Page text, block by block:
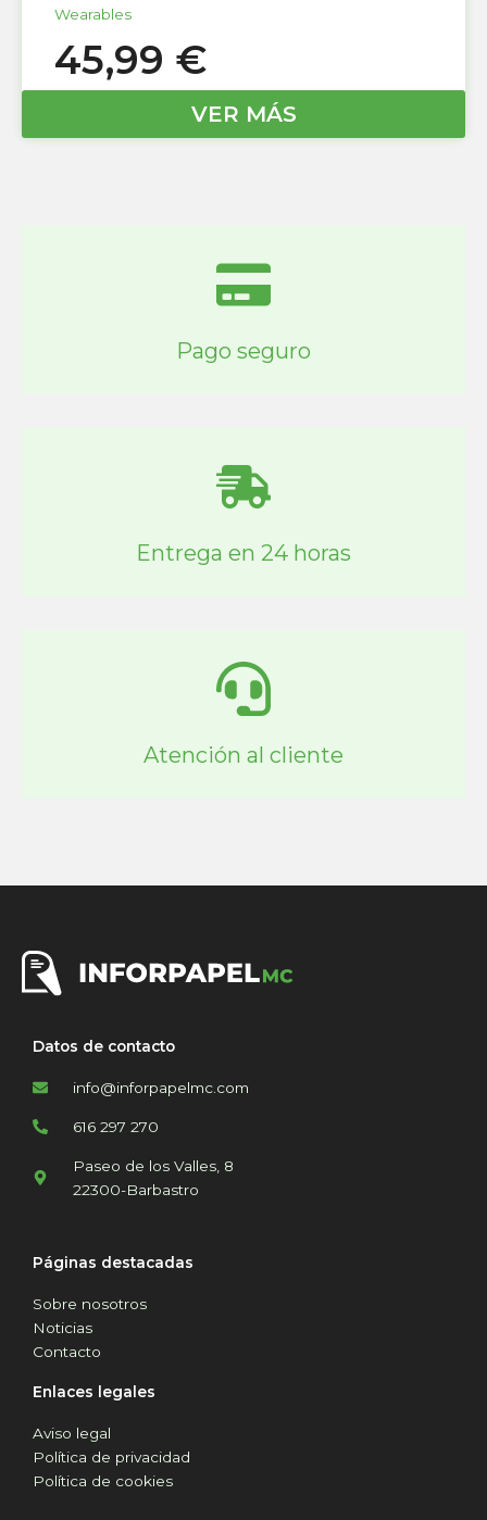
Wearables
45,99 €
VER MÁS
Pago seguro
Entrega en 24 horas
Atención al cliente
Datos de contacto
info@inforpapelmc.com
616 297 270
Paseo de los Valles, 8
22300-Barbastro
Páginas destacadas
Sobre nosotros
Noticias
Contacto
Enlaces legales
Aviso legal
Política de privacidad
Política de cookies